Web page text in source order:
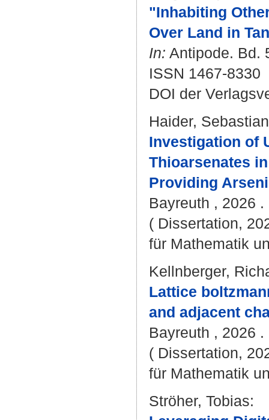
"Inhabiting
Over Land in
In: Antipode. Bd.
ISSN 1467-8330
DOI der
Haider, Sebastian
Investigation of
Thioarsenates
Providing
Bayreuth , 2026 .
( Dissertation,
für Mathematik
Kellnberger,
Lattice
and adjacent
Bayreuth , 2026 .
( Dissertation,
für Mathematik
Ströher, Tobias: